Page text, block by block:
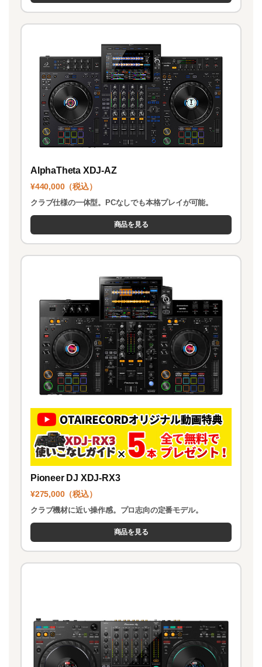
AlphaTheta XDJ-AZ
¥440,000（税込）
クラブ仕様の一体型。PCなしでも本格プレイが可能。
商品を見る
Pioneer DJ XDJ-RX3
¥275,000（税込）
クラブ機材に近い操作感。プロ志向の定番モデル。
商品を見る